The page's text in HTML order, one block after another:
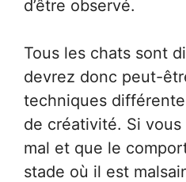
d’être observé.
Tous les chats sont
devrez donc peut-
techniques
de créativité. Si
mal et que le
stade où il est